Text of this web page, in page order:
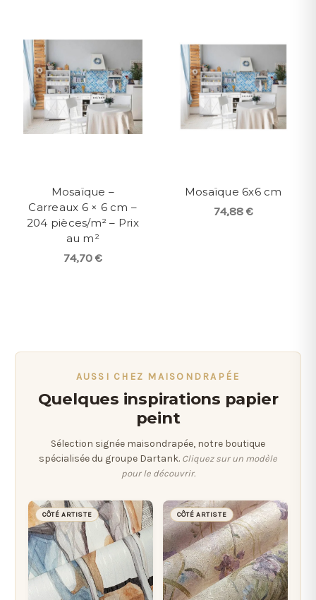
Mosaïque –
Carreaux 6 × 6 cm –
204 pièces/m² – Prix
au m²
74,70 €
Mosaïque 6x6 cm
74,88 €
AUSSI CHEZ MAISONDRAPÉE
Quelques inspirations papier
peint
Sélection signée maisondrapée, notre boutique
spécialisée du groupe Dartank. Cliquez sur un modèle
pour le découvrir.
CÔTÉ ARTISTE CÔTÉ ARTISTE